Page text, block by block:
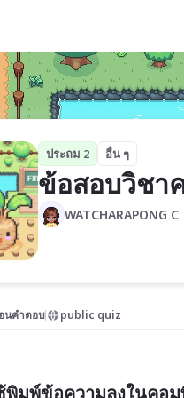
ประถม 2 อื่น ๆ
ข้อสอบวิชา
WATCHARAPONG C
นคำตอบ public quiz
มพ์ข้อความลงในคอม